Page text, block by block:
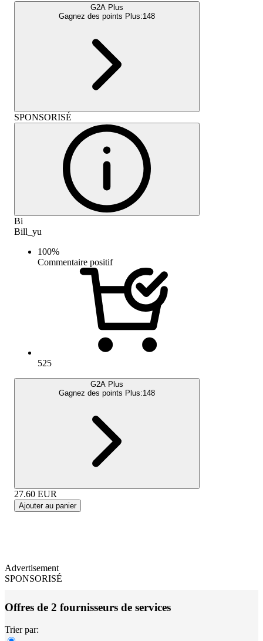
G2A Plus
Gagnez des points Plus:148
SPONSORISÉ
Bi
Bill_yu
100%
Commentaire positif
525
G2A Plus
Gagnez des points Plus:148
27.60 EUR
Ajouter au panier
Advertisement
SPONSORISÉ
Offres de 2 fournisseurs de services
Trier par: